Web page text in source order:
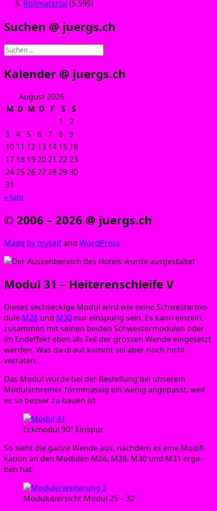
Rollmaterial (5.595)
Suchen @ juergs.ch
Suchen
Kalender @ juergs.ch
August 2026
M D M D F S
S
1
2
3 4 5 6 7 8 9
10 11 12 13 14 15 16
17 18 192021 2223
24252627282930
31
« Juni
© 2006 – 2026 @ juergs.ch
Made by mys­elfand Word­Press
Modul 31 – Heiterenschleife V
Die­ses sechs­ecki­ge Modul wird wie sei­ne Schwes­ter­mo­
du­le M28 und M30 nur ein­spu­rig sein. Es kann ein­zeln,
zusam­men mit sei­nen bei­den Schwes­ter­mo­du­len oder
im End­ef­fekt eben als Teil der gros­sen Wen­de ein­ge­setzt
wer­den. Was da drauf kommt sei aber noch nicht
verraten.
Das Modul wur­de bei der Bestel­lung bei unse­rem
Modul­schrei­ner form­mäs­sig ein wenig ange­passt, weil
es so bes­ser zu bau­en ist.
Eck­mo­dul 90° Einspur
So sieht die gan­ze Wen­de aus, nach­dem es eine Modi­fi­
ka­ti­on an den Modu­len M26, M28, M30 und M31 erge­
ben hat:
Modul­über­sicht Modul 25 – 32